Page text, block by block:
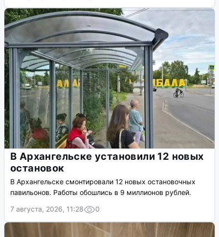
В Архангельске установили 12 новых
остановок
В Архангельске смонтировали 12 новых остановочных
павильонов. Работы обошлись в 9 миллионов рублей.
7 августа, 2026, 11:28
0